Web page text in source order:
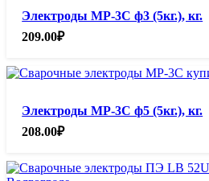
Электроды МР-3С ф3 (5кг.), кг.
209.00₽
Электроды МР-3С ф5 (5кг.), кг.
208.00₽